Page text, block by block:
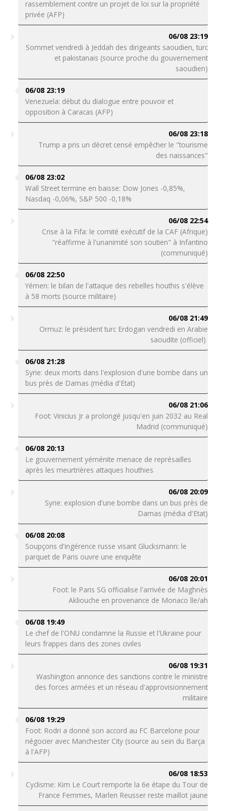
rassemblement contre un projet de loi sur la propriété
privée (AFP)
06/08 23:19
Sommet vendredi à Jeddah des dirigeants saoudien, turc
et pakistanais (source proche du gouvernement
saoudien)
06/08 23:19
Venezuela: début du dialogue entre pouvoir et
opposition à Caracas (AFP)
06/08 23:18
Trump a pris un décret censé empêcher le "tourisme
des naissances"
06/08 23:02
Wall Street termine en baisse: Dow Jones -0,85%,
Nasdaq -0,06%, S&P 500 -0,18%
06/08 22:54
Crise à la Fifa: le comité exécutif de la CAF (Afrique)
"réaffirme à l'unanimité son soutien" à Infantino
(communiqué)
06/08 22:50
Yémen: le bilan de l'attaque des rebelles houthis s'élève
à 58 morts (source militaire)
06/08 21:49
Ormuz: le président turc Erdogan vendredi en Arabie
saoudite (officiel)
06/08 21:28
Syrie: deux morts dans l'explosion d'une bombe dans un
bus près de Damas (média d'Etat)
06/08 21:06
Foot: Vinicius Jr a prolongé jusqu'en juin 2032 au Real
Madrid (communiqué)
06/08 20:13
Le gouvernement yéménite menace de représailles
après les meurtrières attaques houthies
06/08 20:09
Syrie: explosion d'une bombe dans un bus près de
Damas (média d'Etat)
06/08 20:08
Soupçons d'ingérence russe visant Glucksmann: le
parquet de Paris ouvre une enquête
06/08 20:01
Foot: le Paris SG officialise l'arrivée de Maghnès
Akliouche en provenance de Monaco lle/ah
06/08 19:49
Le chef de l'ONU condamne la Russie et l'Ukraine pour
leurs frappes dans des zones civiles
06/08 19:31
Washington annonce des sanctions contre le ministre
des forces armées et un réseau d'approvisionnement
militaire
06/08 19:29
Foot: Rodri a donné son accord au FC Barcelone pour
négocier avec Manchester City (source au sein du Barça
à l'AFP)
06/08 18:53
Cyclisme: Kim Le Court remporte la 6e étape du Tour de
France Femmes, Marlen Reusser reste maillot jaune